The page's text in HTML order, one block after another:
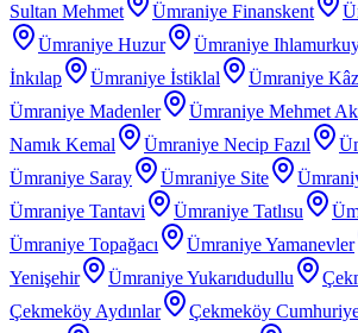
Sultan Mehmet
Ümraniye Finanskent
Ümraniye Huzur
Ümraniye
İnkılap
Ümraniye İstiklal
Ümraniye
Ümraniye Madenler
Ümraniye Mehmet
Namık Kemal
Ümraniye Necip Fazıl
Ümraniye Saray
Ümraniye Site
Ümraniye Tantavi
Ümraniye Tatlısu
Ümraniye Topağacı
Ümraniye Yamanevler
Yenişehir
Ümraniye Yukarıdudullu
Çekmeköy Aydınlar
Çekmeköy